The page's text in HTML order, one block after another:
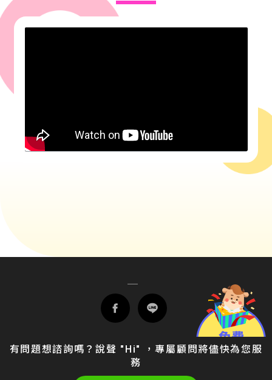
有問題想諮詢嗎？說聲 "Hi" ，專屬顧問將儘快為您服
務